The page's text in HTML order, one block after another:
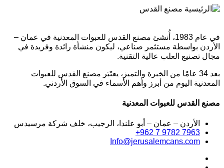
في عام 1983، أُنشئ مصنع القدس للعبوات المعدنية في عمان –
الأردن بواسطة مستثمر صناعي، ليكون منشأة رائدة وفريدة في
مجال تصنيع العلب عالية التقنية.
بعد 34 عامًا من الخبرة والتميز، يعتَبَر مصنع القدس للعبوات
المعدنية اليوم من أبرز وأهم الأسماء في السوق الأردني.
مصنع القدس للعبوات المعدنية
الأردن – عمان – أبو علندا، الرجيب، خلف شركة مرسيدس
+962 7 9782 7963
Info@jerusalemcans.com